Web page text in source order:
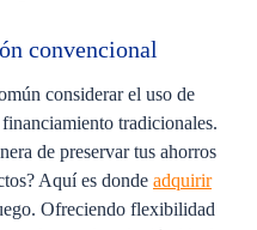
convencional
considerar el uso de
tradicionales.
de preservar tus ahorros
Aquí es donde adquirir
Ofreciendo flexibilidad